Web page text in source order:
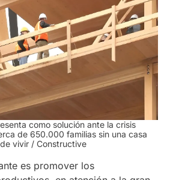
como solución ante la crisis
de 650.000 familias sin una casa
vivir/ Constructive
es promover los